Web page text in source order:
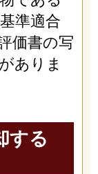
準適合
価書の写
ありま
する